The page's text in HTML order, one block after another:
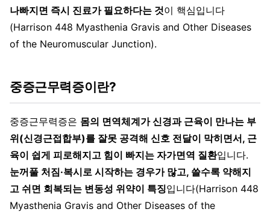
나빠지면 즉시 진료가 필요하다는 것이 핵심입니다
(Harrison 448 Myasthenia Gravis and Other Diseases
of the Neuromuscular Junction).
중증근무력증이란?
중증근무력증은 몸의 면역체계가 신경과 근육이 만나는 부
위(신경근접합부)를 잘못 공격해 신호 전달이 막히면서, 근
육이 쉽게 피로해지고 힘이 빠지는 자가면역 질환입니다.
눈꺼풀 처짐·복시로 시작하는 경우가 많고, 쓸수록 약해지
고 쉬면 회복되는 변동성 위약이 특징입니다(Harrison 448
Myasthenia Gravis and Other Diseases of the